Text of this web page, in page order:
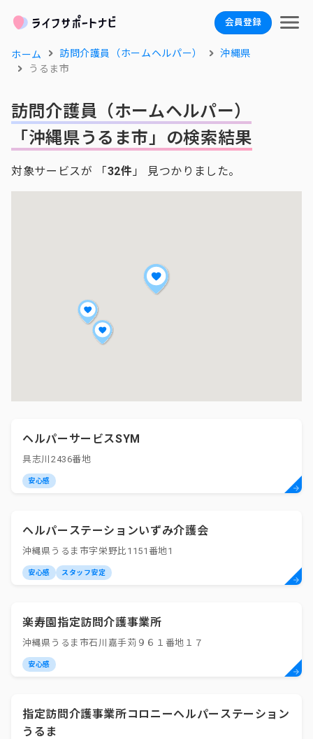
会員登録
ホーム 訪問介護員（ホームヘルパー）
沖縄県
うるま市
訪問介護員（ホームヘルパー）
「沖縄県うるま市」の検索結果
対象サービスが 「32件 」 見つかりました。
ヘルパーサービスSYM
具志川2436番地
安心感
ヘルパーステーションいずみ介護会
沖縄県うるま市字栄野比1151番地1
安心感 スタッフ安定
楽寿園指定訪問介護事業所
沖縄県うるま市石川嘉手苅９６１番地１７
安心感
指定訪問介護事業所コロニーヘルパーステーション
うるま